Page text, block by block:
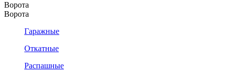
Ворота
Ворота
Гаражные
Откатные
Распашные